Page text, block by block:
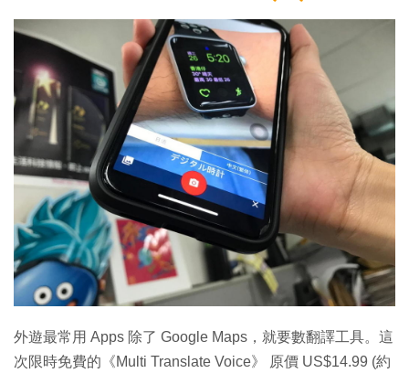
教學評測
EduTech
IT Times
生成式AI與雲端應用
Enterprise Digital Transformation
特集
外遊最常用 Apps 除了 Google Maps，就要數翻譯工具。這
次限時免費的《Multi Translate Voice》 原價 US$14.99 (約